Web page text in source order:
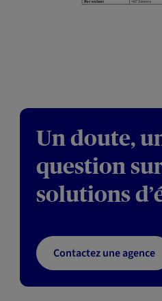
Un doute,
question
solutions
Contactez une agence